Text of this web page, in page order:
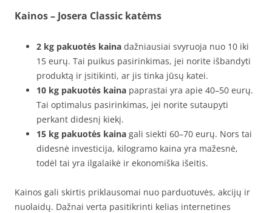
Kainos – Josera Classic katėms
2 kg pakuotės kaina dažniausiai svyruoja nuo 10 iki
15 eurų. Tai puikus pasirinkimas, jei norite išbandyti
produktą ir įsitikinti, ar jis tinka jūsų katei.
10 kg pakuotės kaina paprastai yra apie 40–50 eurų.
Tai optimalus pasirinkimas, jei norite sutaupyti
perkant didesnį kiekį.
15 kg pakuotės kaina gali siekti 60–70 eurų. Nors tai
didesnė investicija, kilogramo kaina yra mažesnė,
todėl tai yra ilgalaikė ir ekonomiška išeitis.
Kainos gali skirtis priklausomai nuo parduotuvės, akcijų ir
nuolaidų. Dažnai verta pasitikrinti kelias internetines